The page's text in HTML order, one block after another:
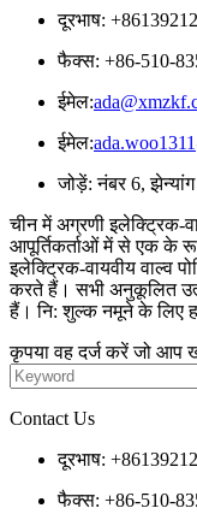
दूरभाष:
फैक्स: +86-510-
ईमेल:
ईमेल:
जोड़ें: नंबर 6, झेन्यांग
चीन में अग्रणी इलेक्ट्रिक-
आपूर्तिकर्ताओं में से एक के
इलेक्ट्रिक-वायवीय वाल्व
करते हैं। सभी अनुकूलित
हैं। नि: शुल्क नमूने के लिए
कृपया वह दर्ज करें जो आप
Contact Us
दूरभाष:
फैक्स: +86-510-